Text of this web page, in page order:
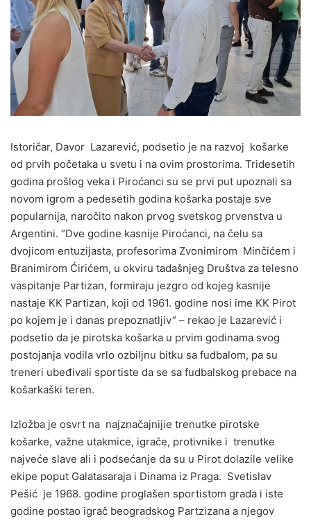
Istoričar, Davor Lazarević, podsetio je na razvoj košarke
od prvih početaka u svetu i na ovim prostorima. Tridesetih
godina prošlog veka i Piroćanci su se prvi put upoznali sa
novom igrom a pedesetih godina košarka postaje sve
popularnija, naročito nakon prvog svetskog prvenstva u
Argentini. “Dve godine kasnije Piroćanci, na čelu sa
dvojicom entuzijasta, profesorima Zvonimirom Minčićem i
Branimirom Ćirićem, u okviru tadašnjeg Društva za telesno
vaspitanje Partizan, formiraju jezgro od kojeg kasnije
nastaje KK Partizan, koji od 1961. godine nosi ime KK Pirot
po kojem je i danas prepoznatljiv” – rekao je Lazarević i
podsetio da je pirotska košarka u prvim godinama svog
postojanja vodila vrlo ozbiljnu bitku sa fudbalom, pa su
treneri ubeđivali sportiste da se sa fudbalskog prebace na
košarkaški teren.
Izložba je osvrt na najznačajnijie trenutke pirotske
košarke, važne utakmice, igrače, protivnike i trenutke
najveće slave ali i podsećanje da su u Pirot dolazile velike
ekipe poput Galatasaraja i Dinama iz Praga. Svetislav
Pešić je 1968. godine proglašen sportistom grada i iste
godine postao igrač beogradskog Partzizana a njegov